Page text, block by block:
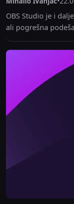
OBS Studio je i
ali pogrešna
kašnjenja ili